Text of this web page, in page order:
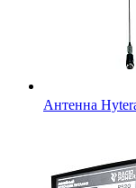
Антенна